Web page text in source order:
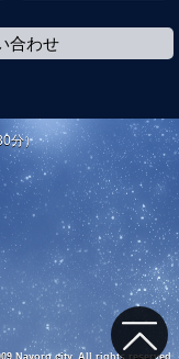
合わせ
分）